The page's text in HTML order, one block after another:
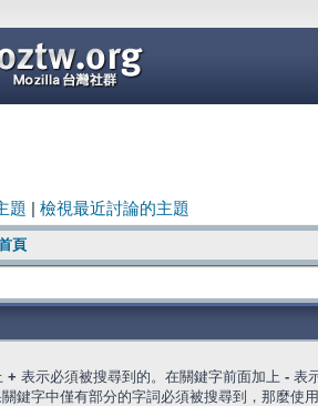
題 檢視最近討論的主題
頁
+ 表示必須被搜尋到的。在關鍵字前面加上 - 表
鍵字中僅有部分的字詞必須被搜尋到，那麼使